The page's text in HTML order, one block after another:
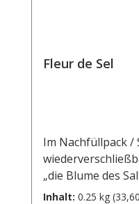
Fleur de Sel
Im Nachfüllpack /
„die Blume des
nur an heißen
Inhalt: 0.25 kg